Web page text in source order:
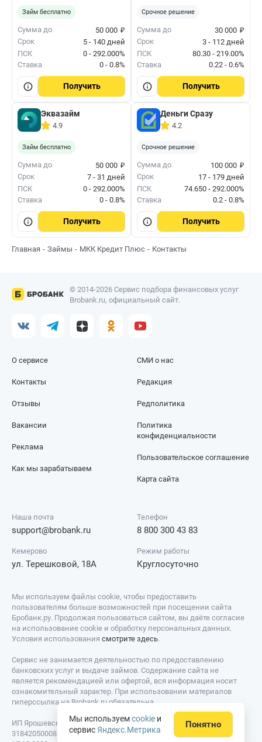
Займ бесплатно
Сумма до 50 000 ₽
Срок
5 - 140 дней
ПСК
0 - 292.000%
Ставка
0 - 0.8%
Получить
Срочное решение
Сумма до 30 000 ₽
Срок
3 - 112 дней
ПСК
80.30 - 219.00%
Ставка
0.22 - 0.6%
Получить
Эквазайм
4.9
Займ бесплатно
Сумма до 50 000 ₽
Срок
7 - 31 дней
ПСК
0 - 292.000%
Ставка
0 - 0.8%
Получить
Деньги Сразу
4.2
Срочное решение
Сумма до 100 000 ₽
Срок
17 - 179 дней
ПСК
74.650 - 292.000%
Ставка
0.2 - 0.8%
Получить
Главная Займы МКК Кредит Плюс Контакты
© 2014-2026 Сервис подбора финансовых услуг
Brobank.ru, официальный сайт.
О сервисе
Контакты
Отзывы
СМИ о нас
Редакция
Редполитика
Вакансии
Реклама
Как мы зарабатываем
Политика
конфиденциальности
Пользовательское соглашение
Карта сайта
Наша почта
support@brobank.ru
Телефон
8 800 300 43 83
Кемерово
ул. Терешковой, 18А
Режим работы
Круглосуточно
Мы используем файлы cookie, чтобы предоставить
пользователям больше возможностей при посещении сайта
Бробанк.ру. Продолжая пользоваться сайтом, вы даёте согласие
на использование cookie и обработку персональных данных.
Условия использования смотрите здесь.
Сервис не занимается деятельностью по предоставлению
банковских услуг и выдаче займов. Содержание сайта не
является рекомендацией или офертой, вся информация носит
ознакомительный характер. При использовании материалов
гиперссылка на Brobank.ru обязательна.
ИП Ярошевский Д.И. ИНН: 423082922740. ОГРНИП:
318420500081301. Свидетельство на товарный знак № 779639 от
Мы используемcookie и
сервис Яндекс.Метрика Понятно